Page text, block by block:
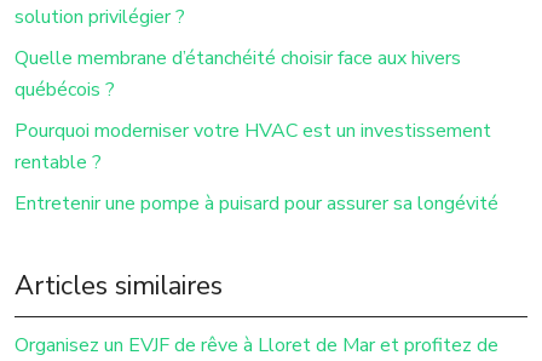
solution privilégier ?
Quelle membrane d’étanchéité choisir face aux hivers
québécois ?
Pourquoi moderniser votre HVAC est un investissement
rentable ?
Entretenir une pompe à puisard pour assurer sa longévité
Articles similaires
Organisez un EVJF de rêve à Lloret de Mar et profitez de